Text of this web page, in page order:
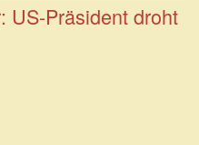
US-Präsident droht